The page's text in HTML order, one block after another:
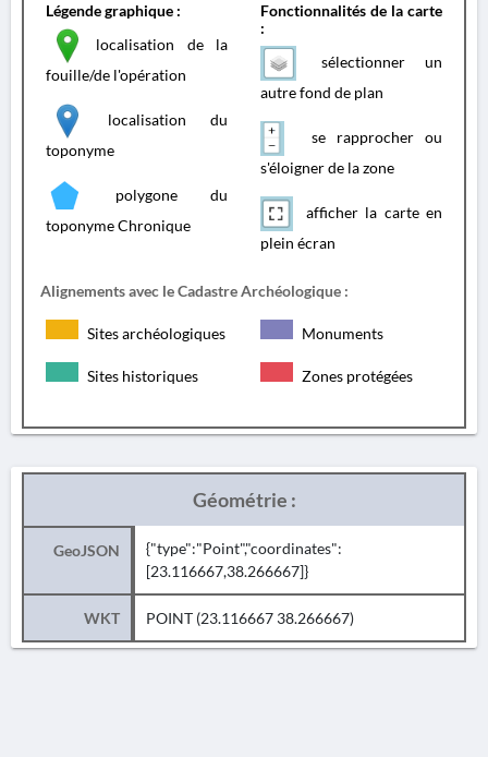
Légende graphique :
localisation de la
fouille/de l'opération
localisation du
toponyme
polygone du
toponyme Chronique
Fonctionnalités de la carte
:
sélectionner un
autre fond de plan
se rapprocher ou
s'éloigner de la zone
afficher la carte en
plein écran
Alignements avec le Cadastre Archéologique :
Sites archéologiques Monuments
Sites historiques Zones protégées
Géométrie :
GeoJSON
{"type":"Point","coordinates":
[23.116667,38.266667]}
WKT POINT (23.116667 38.266667)